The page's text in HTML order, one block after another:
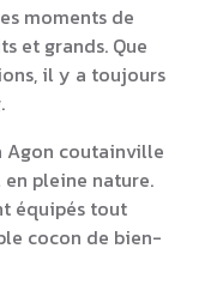
moments de
et grands. Que
il y a toujours
Agon coutainville
pleine nature.
équipés tout
cocon de bien-